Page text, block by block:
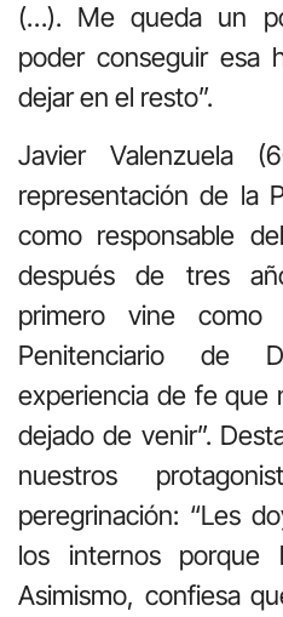
(…). Me queda un
poder conseguir esa
dejar en el resto”.
Javier Valenzuela
representación de la
como responsable
después de tres
primero vine como
Penitenciario de
experiencia de fe que
dejado de venir”.
nuestros
peregrinación: “Les
los internos porque
Asimismo, confiesa